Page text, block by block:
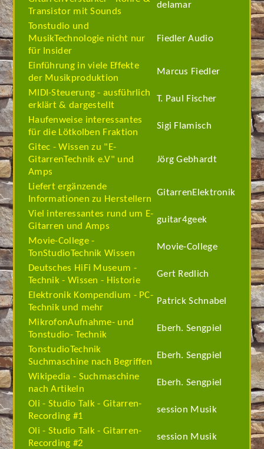
Transistor mit Sounds
delamar
Tonstudio und
MusikTechnologie nicht nur
für Insider
Fiedler Audio
Einführung in viele Effekte
der Musikproduktion
Marcus Fiedler
MIDI-Steuerung - ausführlich
erklärt & dargestellt
T. Paul Fischer
Haufenweise interessantes
für die Lötkolben Fraktion
Sigi Flamisch
Gitec - Wissen zu "E-
GitarrenTechnik e.V" und
Amps
Jörg Gebhardt
Liefert ergänzende
Informationen zu Herstellern
GitarrenElektronik
Viel interessantes rund um E-
Gitarren und Amps
guitar4geek
Movie-College -
TonStudioTechnik Wissen
Movie-College
Deutsches HiFi Museum -
Technik - Wissen - Historie
Gert Redlich
Elektronik Kompendium - PC-
Technik und mehr
Patrick Schnabel
MikrofonAufnahme- und
Tonstudio- Technik
Eberh. Sengpiel
TonstudioTechnik
Suchmaschine nach Begriffen
Eberh. Sengpiel
Wikipedia - Suchmaschine
nach Artikeln
Eberh. Sengpiel
Oli - Studio Talk - Gitarren-
Recording #1
session Musik
Oli - Studio Talk - Gitarren-
Recording #2
session Musik